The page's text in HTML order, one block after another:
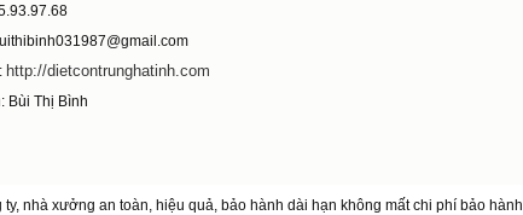
http://dietcontrunghatinh.com
Bùi Thị Bình
nhà xưởng an toàn, hiệu quả, bảo hành dài hạn không mất chi phí bảo hành